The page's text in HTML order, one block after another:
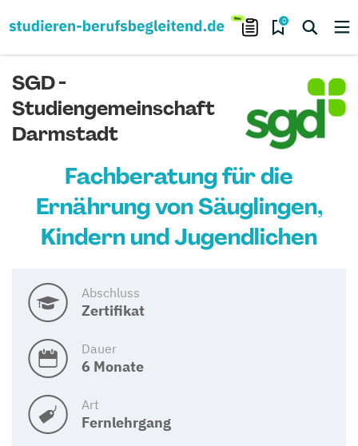
0
SGD -
Studiengemeinschaft
Darmstadt
Fachberatung für die
Ernährung von Säuglingen,
Kindern und Jugendlichen
Abschluss
Zertifikat
Dauer
6 Monate
Art
Fernlehrgang